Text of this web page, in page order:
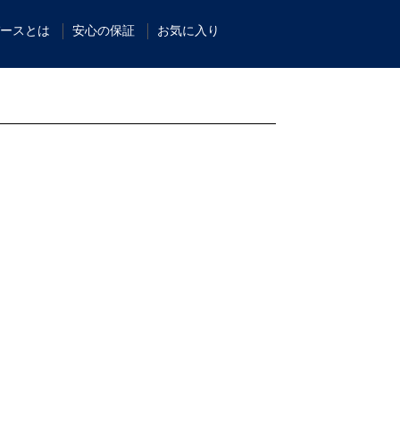
スとは 安心の保証 お気に入り